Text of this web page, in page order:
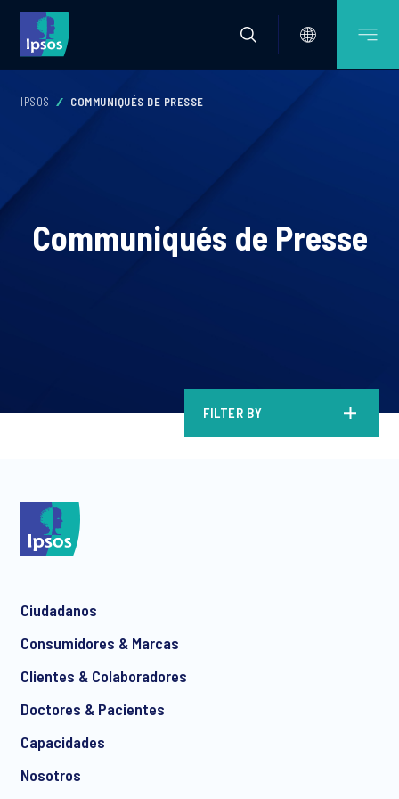
IPSOS COMMUNIQUÉS DE PRESSE
Communiqués de Presse
FILTER BY
Ciudadanos
Consumidores & Marcas
Clientes & Colaboradores
Doctores & Pacientes
Capacidades
Nosotros